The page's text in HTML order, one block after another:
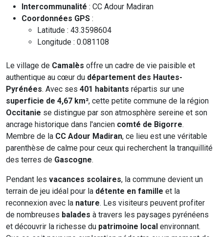
Intercommunalité : CC Adour Madiran
Coordonnées GPS :
Latitude : 43.3598604
Longitude : 0.081108
Le village de Camalès offre un cadre de vie paisible et
authentique au cœur du département des Hautes-
Pyrénées. Avec ses 401 habitants répartis sur une
superficie de 4,67 km², cette petite commune de la région
Occitanie se distingue par son atmosphère sereine et son
ancrage historique dans l'ancien comté de Bigorre.
Membre de la CC Adour Madiran, ce lieu est une véritable
parenthèse de calme pour ceux qui recherchent la tranquillité
des terres de Gascogne.
Pendant les vacances scolaires, la commune devient un
terrain de jeu idéal pour la détente en famille et la
reconnexion avec la nature. Les visiteurs peuvent profiter
de nombreuses balades à travers les paysages pyrénéens
et découvrir la richesse du patrimoine local environnant.